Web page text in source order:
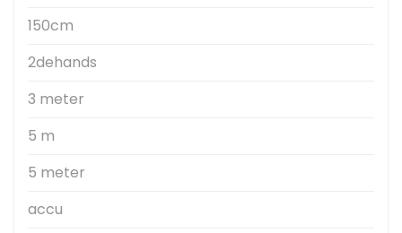
150cm
2dehands
3 meter
5 m
5 meter
accu